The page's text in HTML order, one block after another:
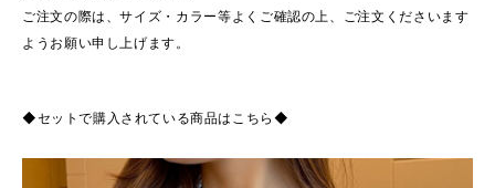
ご注文の際は、サイズ・カラー等よくご確認の上、ご注文くださいます
ようお願い申し上げます。
◆セットで購入されている商品はこちら◆